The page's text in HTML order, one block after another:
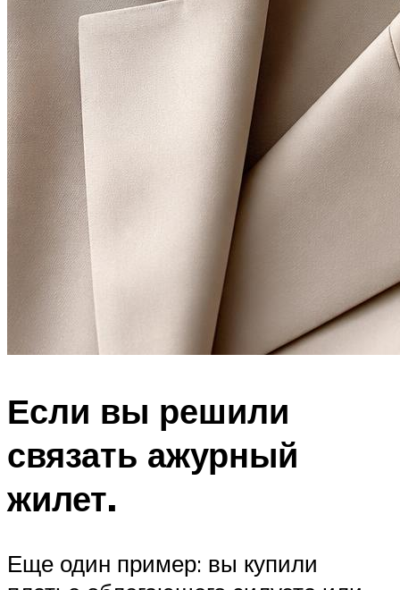
Если вы решили
связать ажурный
жилет.
Еще один пример: вы купили